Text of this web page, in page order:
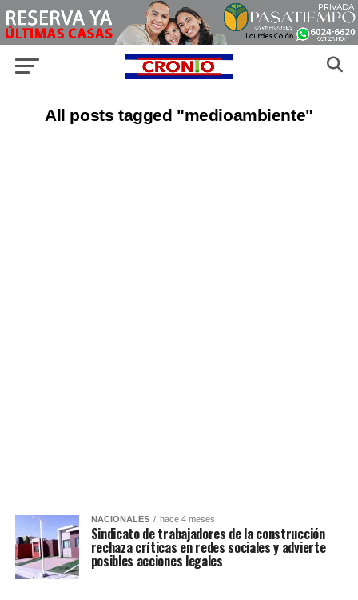
All posts tagged "medioambiente"
NACIONALES hace 4 meses
Sindicato de trabajadores de la construcción
rechaza críticas en redes sociales y advierte
posibles acciones legales